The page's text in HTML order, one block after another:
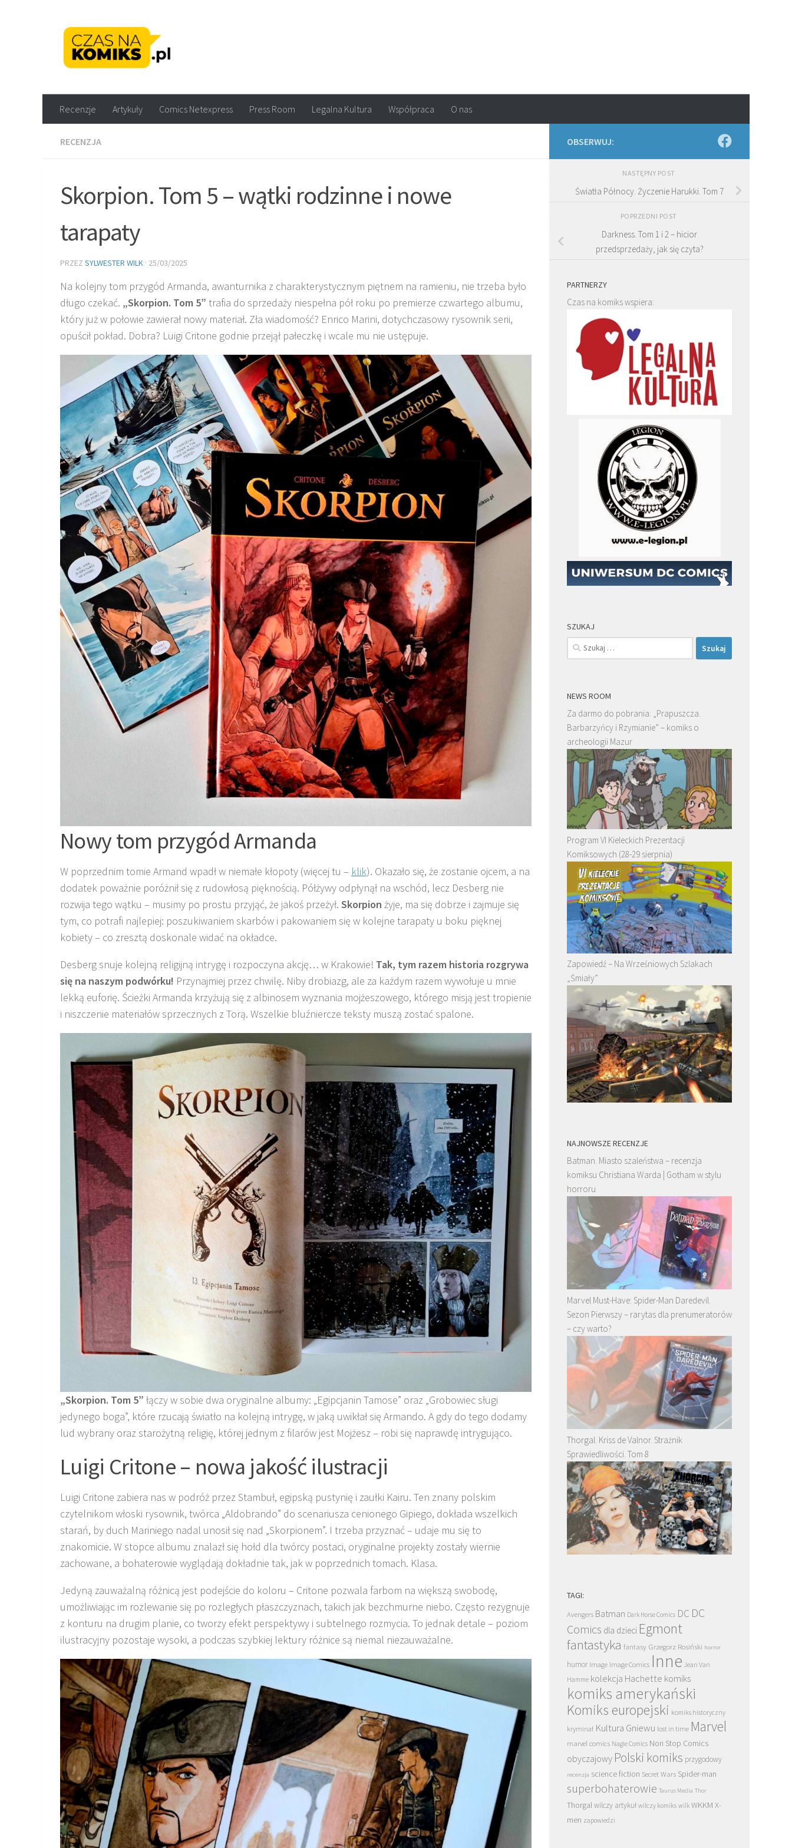
Recenzje Artykuły Comics Netexpress Press Room Legalna Kultura Współpraca O nas
RECENZJA
Skorpion. Tom 5 – wątki rodzinne i nowe
tarapaty
PRZEZ SYLWESTER WILK · 25/03/2025
Na kolejny tom przygód Armanda, awanturnika z charakterystycznym piętnem na ramieniu, nie trzeba było
długo czekać. „Skorpion. Tom 5” trafia do sprzedaży niespełna pół roku po premierze czwartego albumu,
który już w połowie zawierał nowy materiał. Zła wiadomość? Enrico Marini, dotychczasowy rysownik serii,
opuścił pokład. Dobra? Luigi Critone godnie przejął pałeczkę i wcale mu nie ustępuje.
Nowy tom przygód Armanda
W poprzednim tomie Armand wpadł w niemałe kłopoty (więcej tu – klik). Okazało się, że zostanie ojcem, a na
dodatek poważnie poróżnił się z rudowłosą pięknością. Półżywy odpłynął na wschód, lecz Desberg nie
rozwija tego wątku – musimy po prostu przyjąć, że jakoś przeżył. Skorpion żyje, ma się dobrze i zajmuje się
tym, co potrafi najlepiej: poszukiwaniem skarbów i pakowaniem się w kolejne tarapaty u boku pięknej
kobiety – co zresztą doskonale widać na okładce.
Desberg snuje kolejną religijną intrygę i rozpoczyna akcję… w Krakowie! Tak, tym razem historia rozgrywa
się na naszym podwórku! Przynajmiej przez chwilę. Niby drobiazg, ale za każdym razem wywołuje u mnie
lekką euforię. Ścieżki Armanda krzyżują się z albinosem wyznania mojżeszowego, którego misją jest tropienie
i niszczenie materiałów sprzecznych z Torą. Wszelkie bluźniercze teksty muszą zostać spalone.
„Skorpion. Tom 5” łączy w sobie dwa oryginalne albumy: „Egipcjanin Tamose” oraz „Grobowiec sługi
jedynego boga”, które rzucają światło na kolejną intrygę, w jaką uwikłał się Armando. A gdy do tego dodamy
lud wybrany oraz starożytną religię, której jednym z filarów jest Mojżesz – robi się naprawdę intrygująco.
Luigi Critone – nowa jakość ilustracji
Luigi Critone zabiera nas w podróż przez Stambuł, egipską pustynię i zaułki Kairu. Ten znany polskim
czytelnikom włoski rysownik, twórca „Aldobrando” do scenariusza cenionego Gipiego, dokłada wszelkich
starań, by duch Mariniego nadal unosił się nad „Skorpionem”. I trzeba przyznać – udaje mu się to
znakomicie. W stopce albumu znalazł się hołd dla twórcy postaci, oryginalne projekty zostały wiernie
zachowane, a bohaterowie wyglądają dokładnie tak, jak w poprzednich tomach. Klasa.
Jedyną zauważalną różnicą jest podejście do koloru – Critone pozwala farbom na większą swobodę,
umożliwiając im rozlewanie się po rozległych płaszczyznach, takich jak bezchmurne niebo. Często rezygnuje
z konturu na drugim planie, co tworzy efekt perspektywy i subtelnego rozmycia. To jednak detale – poziom
ilustracyjny pozostaje wysoki, a podczas szybkiej lektury różnice są niemal niezauważalne.
OBSERWUJ:
NASTĘPNY POST
Światła Północy. Życzenie Harukki. Tom 7
POPRZEDNI POST
Darkness. Tom 1 i 2 – hicior
przedsprzedaży, jak się czyta?
PARTNERZY
Czas na komiks wspiera:
SZUKAJ
Szukaj:
NEWS ROOM
Za darmo do pobrania: „Prapuszcza.
Barbarzyńcy i Rzymianie” – komiks o
archeologii Mazur
Program VI Kieleckich Prezentacji
Komiksowych (28-29 sierpnia)
Zapowiedź – Na Wrześniowych Szlakach
„Śmiały”
NAJNOWSZE RECENZJE
Batman. Miasto szaleństwa – recenzja
komiksu Christiana Warda | Gotham w stylu
horroru
Marvel Must-Have: Spider-Man Daredevil.
Sezon Pierwszy – rarytas dla prenumeratorów
– czy warto?
Thorgal. Kriss de Valnor. Strażnik
Sprawiedliwości. Tom 8
TAGI:
Avengers Batman Dark Horse Comics DC DC
Comics dla dzieci Egmont
fantastyka fantasy Grzegorz Rosiński horror
humor Image Image Comics Inne Jean Van
Hamme kolekcja Hachette komiks
komiks amerykański
Komiks europejski komiks historyczny
kryminał Kultura Gniewu lost in time Marvel
marvel comics Nagle Comics Non Stop Comics
obyczajowy Polski komiks przygodowy
recenzja science fiction Secret Wars Spider-man
superbohaterowie Taurus Media Thor
Thorgalwilczy artykuł wilczy komiks wilk WKKM X-
men zapowiedzi